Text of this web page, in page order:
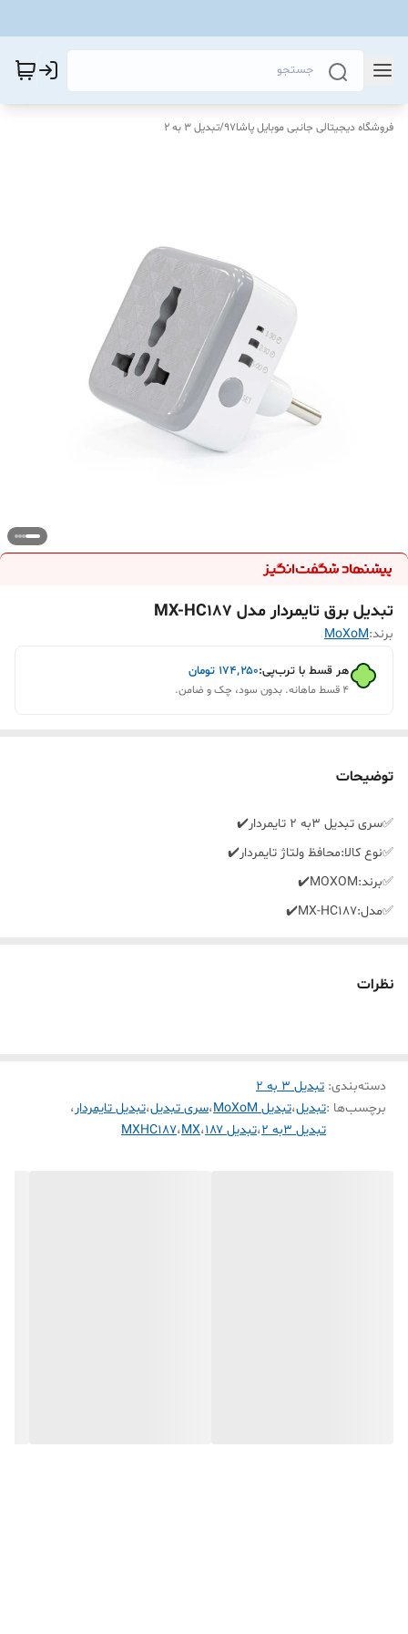
فروشگاه دیجیتالی جانبی موبایل پاشا97 /تبدیل ۳ به ۲
تبدیل برق تایمردار مدل MX-HC187
برند:MoXoM
هر قسط با ترب‌پی:۱۷۴٬۲۵۰ تومان
۴ قسط ماهانه. بدون سود، چک و ضامن.
توضیحات
✅️سری تبدیل 3به 2 تایمردار✔️
✅️نوع کالا:محافظ ولتاژ تایمردار✔️
✅️برند:MOXOM✔️
✅️مدل:MX-HC187✔️
✅️دارای 3حالت تایمر✔️
✅️مناسب برای استفاده تمام وسایل برقی✔️
نظرات
دسته‌بندی: تبدیل ۳ به ۲
برچسب‌ها :تبدیل،تبدیل MoXoM ،سری تبدیل،تبدیل تایمردار،
تبدیل ۳به ۲
،تبدیل ۱۸۷ ،MX،MXHC187